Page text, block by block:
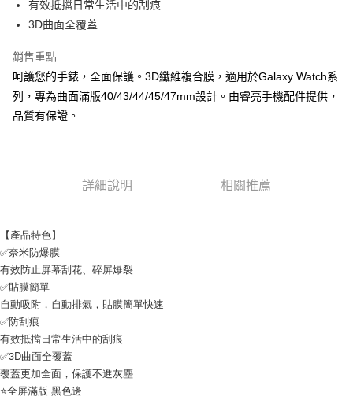
悠遊付
ATM付款
全家取貨付款
每筆NT$65，滿NT$690(含以上)免運費
每筆NT$65，滿NT$690(含以上)免運費
付款後7-11取貨
每筆NT$65，滿NT$690(含以上)免運費
宅配
每筆NT$100，滿NT$990(含以上)免運費
有效抵擋日常生活中的刮痕
3D曲面全覆蓋
銷售重點
呵護您的手錶，全面保護。3D纖維複合膜，適用於Galaxy Watch系
列，專為曲面滿版40/43/44/45/47mm設計。由睿亮手機配件提供，
品質有保證。
詳細說明 相關推薦
【產品特色】
✅奈米防爆膜
有效防止屏幕刮花、碎屏爆裂
✅貼膜簡單
自動吸附，自動排氣，貼膜簡單快速
✅防刮痕
有效抵擋日常生活中的刮痕
✅3D曲面全覆蓋
覆蓋更加全面，保護不進灰塵
⭐全屏滿版 黑色邊